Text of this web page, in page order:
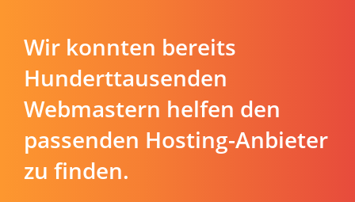
Wir konnten bereits
Hunderttausenden
Webmastern helfen den
passenden Hosting-Anbieter
zu finden.